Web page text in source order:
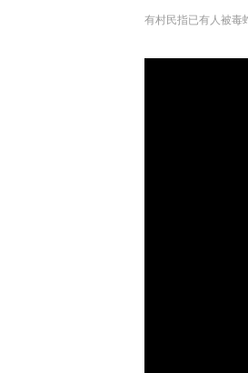
有村民指已有人被毒